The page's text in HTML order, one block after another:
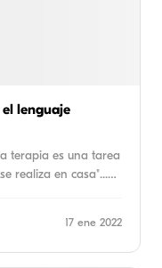
lenguaje
terapia es una tarea
realiza en casa"...…
17 ene 2022